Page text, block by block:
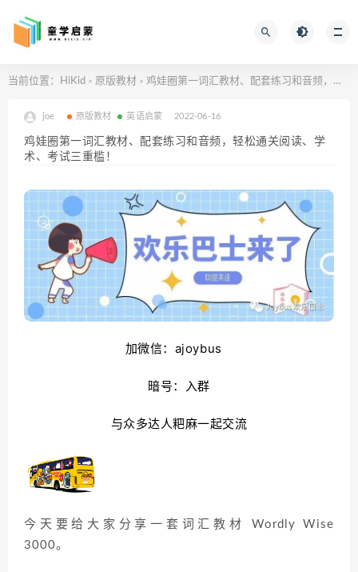
当前位置： HiKid > 原版教材 > 鸡娃圈第一词汇教材、配套练习和音频，轻松通关阅读、学术、考试三重槛！
joe 原版教材 英语启蒙 2022-06-16
鸡娃圈第一词汇教材、配套练习和音频，轻松通关阅读、学
术、考试三重槛！
加微信： ajoybus
暗号：入群
与众多达人粑麻一起交流
今天要给大家分享一套词汇教材 Wordly Wise
3000。